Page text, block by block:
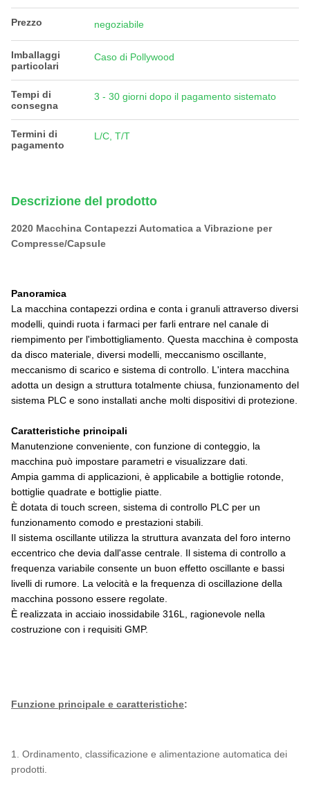
Prezzo negoziabile
Imballaggi
particolari
Caso di Pollywood
Tempi di
consegna
3 - 30 giorni dopo il pagamento sistemato
Termini di
pagamento
L/C, T/T
Descrizione del prodotto
2020 Macchina Contapezzi Automatica a Vibrazione per
Compresse/Capsule
Panoramica
La macchina contapezzi ordina e conta i granuli attraverso diversi
modelli, quindi ruota i farmaci per farli entrare nel canale di
riempimento per l'imbottigliamento. Questa macchina è composta
da disco materiale, diversi modelli, meccanismo oscillante,
meccanismo di scarico e sistema di controllo. L'intera macchina
adotta un design a struttura totalmente chiusa, funzionamento del
sistema PLC e sono installati anche molti dispositivi di protezione.
Caratteristiche principali
Manutenzione conveniente, con funzione di conteggio, la
macchina può impostare parametri e visualizzare dati.
Ampia gamma di applicazioni, è applicabile a bottiglie rotonde,
bottiglie quadrate e bottiglie piatte.
È dotata di touch screen, sistema di controllo PLC per un
funzionamento comodo e prestazioni stabili.
Il sistema oscillante utilizza la struttura avanzata del foro interno
eccentrico che devia dall'asse centrale. Il sistema di controllo a
frequenza variabile consente un buon effetto oscillante e bassi
livelli di rumore. La velocità e la frequenza di oscillazione della
macchina possono essere regolate.
È realizzata in acciaio inossidabile 316L, ragionevole nella
costruzione con i requisiti GMP.
Funzione principale e caratteristiche:
1. Ordinamento, classificazione e alimentazione automatica dei
prodotti.